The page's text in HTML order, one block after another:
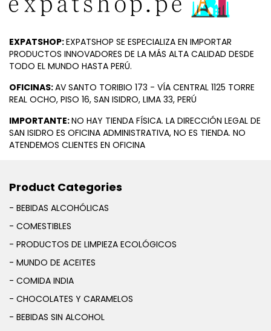
EXPATSHOP:EXPATSHOP SE ESPECIALIZA EN IMPORTAR
PRODUCTOS INNOVADORES DE LA MÁS ALTA CALIDAD DESDE
TODO EL MUNDO HASTA PERÚ.
OFICINAS:AV SANTO TORIBIO 173 - VÍA CENTRAL 1125 TORRE
REAL OCHO, PISO 16, SAN ISIDRO, LIMA 33, PERÚ
IMPORTANTE:NO HAY TIENDA FÍSICA. LA DIRECCIÓN LEGAL DE
SAN ISIDRO ES OFICINA ADMINISTRATIVA, NO ES TIENDA. NO
ATENDEMOS CLIENTES EN OFICINA
Product Categories
- BEBIDAS ALCOHÓLICAS
- COMESTIBLES
- PRODUCTOS DE LIMPIEZA ECOLÓGICOS
- MUNDO DE ACEITES
- COMIDA INDIA
- CHOCOLATES Y CARAMELOS
- BEBIDAS SIN ALCOHOL